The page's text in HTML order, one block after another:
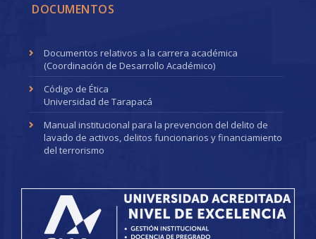
DOCUMENTOS
Documentos relativos a la carrera académica
(Coordinación de Desarrollo Académico)
Código de Ética
Universidad de Tarapacá
Manual institucional para la prevencion del delito de
lavado de activos, delitos funcionarios y financiamiento
del terrorismo